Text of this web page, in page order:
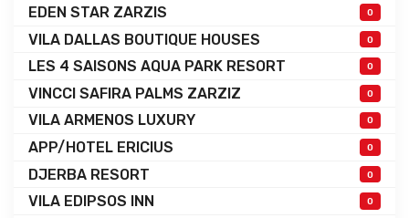
EDEN STAR ZARZIS 0
VILA DALLAS BOUTIQUE HOUSES 0
LES 4 SAISONS AQUA PARK RESORT 0
VINCCI SAFIRA PALMS ZARZIZ 0
VILA ARMENOS LUXURY 0
APP/HOTEL ERICIUS 0
DJERBA RESORT 0
VILA EDIPSOS INN 0